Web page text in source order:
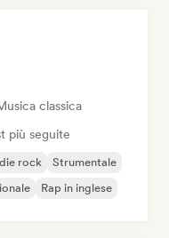
classica
più seguite
rock
Strumentale
Rap in inglese